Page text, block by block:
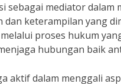
sebagai mediator
dan keterampilan yang
proses hukum
hubungan baik
aktif dalam menggali